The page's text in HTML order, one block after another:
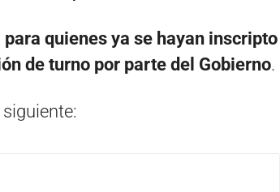
para quienes ya se hayan inscripto
de turno por parte del Gobierno.